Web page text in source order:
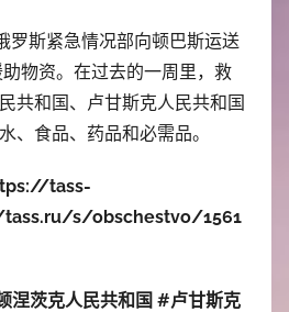
罗斯紧急情况部向顿巴斯运送
物资。在过去的一周里，救
共和国、卢甘斯克人民共和国
、食品、药品和必需品。
tass-
s/obschestvo/1561
涅茨克人民共和国 #卢甘斯克